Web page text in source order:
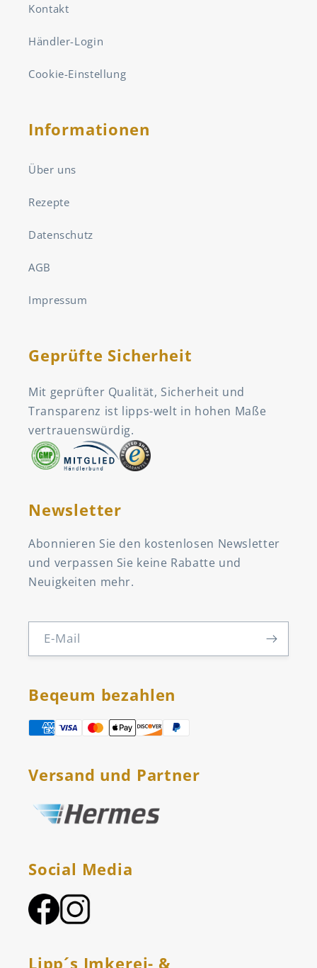
Kontakt
Händler-Login
Cookie-Einstellung
Informationen
Über uns
Rezepte
Datenschutz
AGB
Impressum
Geprüfte Sicherheit
Mit geprüfter Qualität, Sicherheit und
Transparenz ist lipps-welt in hohen Maße
vertrauenswürdig.
Newsletter
Abonnieren Sie den kostenlosen Newsletter
und verpassen Sie keine Rabatte und
Neuigkeiten mehr.
E-Mail
Beqeum bezahlen
Versand und Partner
Social Media
Lipp´s Imkerei- &